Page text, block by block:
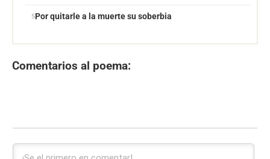
Por quitarle a la muerte su soberbia
Comentarios al poema: